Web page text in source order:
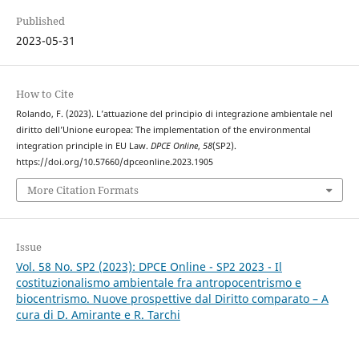
Published
2023-05-31
How to Cite
Rolando, F. (2023). L’attuazione del principio di integrazione ambientale nel
diritto dell’Unione europea: The implementation of the environmental
integration principle in EU Law. DPCE Online, 58(SP2).
https://doi.org/10.57660/dpceonline.2023.1905
More Citation Formats
Issue
Vol. 58 No. SP2 (2023): DPCE Online - SP2 2023 - Il
costituzionalismo ambientale fra antropocentrismo e
biocentrismo. Nuove prospettive dal Diritto comparato – A
cura di D. Amirante e R. Tarchi